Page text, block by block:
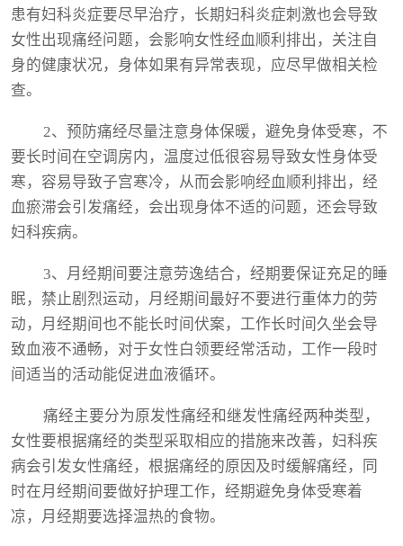
患有妇科炎症要尽早治疗，长期妇科炎症刺激也会导致
女性出现痛经问题，会影响女性经血顺利排出，关注自
身的健康状况，身体如果有异常表现，应尽早做相关检
查。
2、预防痛经尽量注意身体保暖，避免身体受寒，不
要长时间在空调房内，温度过低很容易导致女性身体受
寒，容易导致子宫寒冷，从而会影响经血顺利排出，经
血瘀滞会引发痛经，会出现身体不适的问题，还会导致
妇科疾病。
3、月经期间要注意劳逸结合，经期要保证充足的睡
眠，禁止剧烈运动，月经期间最好不要进行重体力的劳
动，月经期间也不能长时间伏案，工作长时间久坐会导
致血液不通畅，对于女性白领要经常活动，工作一段时
间适当的活动能促进血液循环。
痛经主要分为原发性痛经和继发性痛经两种类型，
女性要根据痛经的类型采取相应的措施来改善，妇科疾
病会引发女性痛经，根据痛经的原因及时缓解痛经，同
时在月经期间要做好护理工作，经期避免身体受寒着
凉，月经期要选择温热的食物。